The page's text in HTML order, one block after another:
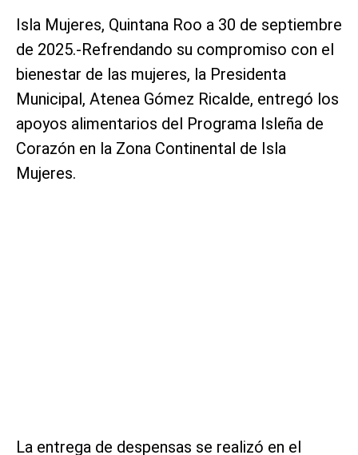
Isla Mujeres, Quintana Roo a 30 de septiembre
de 2025.-Refrendando su compromiso con el
bienestar de las mujeres, la Presidenta
Municipal, Atenea Gómez Ricalde, entregó los
apoyos alimentarios del Programa Isleña de
Corazón en la Zona Continental de Isla
Mujeres.
La entrega de despensas se realizó en el